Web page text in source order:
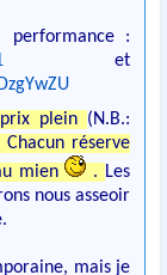
:
et
plein (N.B.:
Chacun réserve
mien
. Les
nous asseoir
mais je